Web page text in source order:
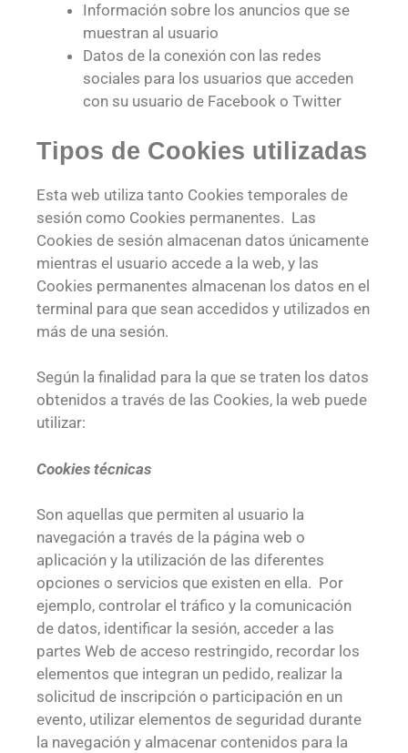
Información sobre los anuncios que se
muestran al usuario
Datos de la conexión con las redes
sociales para los usuarios que acceden
con su usuario de Facebook o Twitter
Tipos de Cookies utilizadas
Esta web utiliza tanto Cookies temporales de
sesión como Cookies permanentes. Las
Cookies de sesión almacenan datos únicamente
mientras el usuario accede a la web, y las
Cookies permanentes almacenan los datos en el
terminal para que sean accedidos y utilizados en
más de una sesión.
Según la finalidad para la que se traten los datos
obtenidos a través de las Cookies, la web puede
utilizar:
Cookies técnicas
Son aquellas que permiten al usuario la
navegación a través de la página web o
aplicación y la utilización de las diferentes
opciones o servicios que existen en ella. Por
ejemplo, controlar el tráfico y la comunicación
de datos, identificar la sesión, acceder a las
partes Web de acceso restringido, recordar los
elementos que integran un pedido, realizar la
solicitud de inscripción o participación en un
evento, utilizar elementos de seguridad durante
la navegación y almacenar contenidos para la